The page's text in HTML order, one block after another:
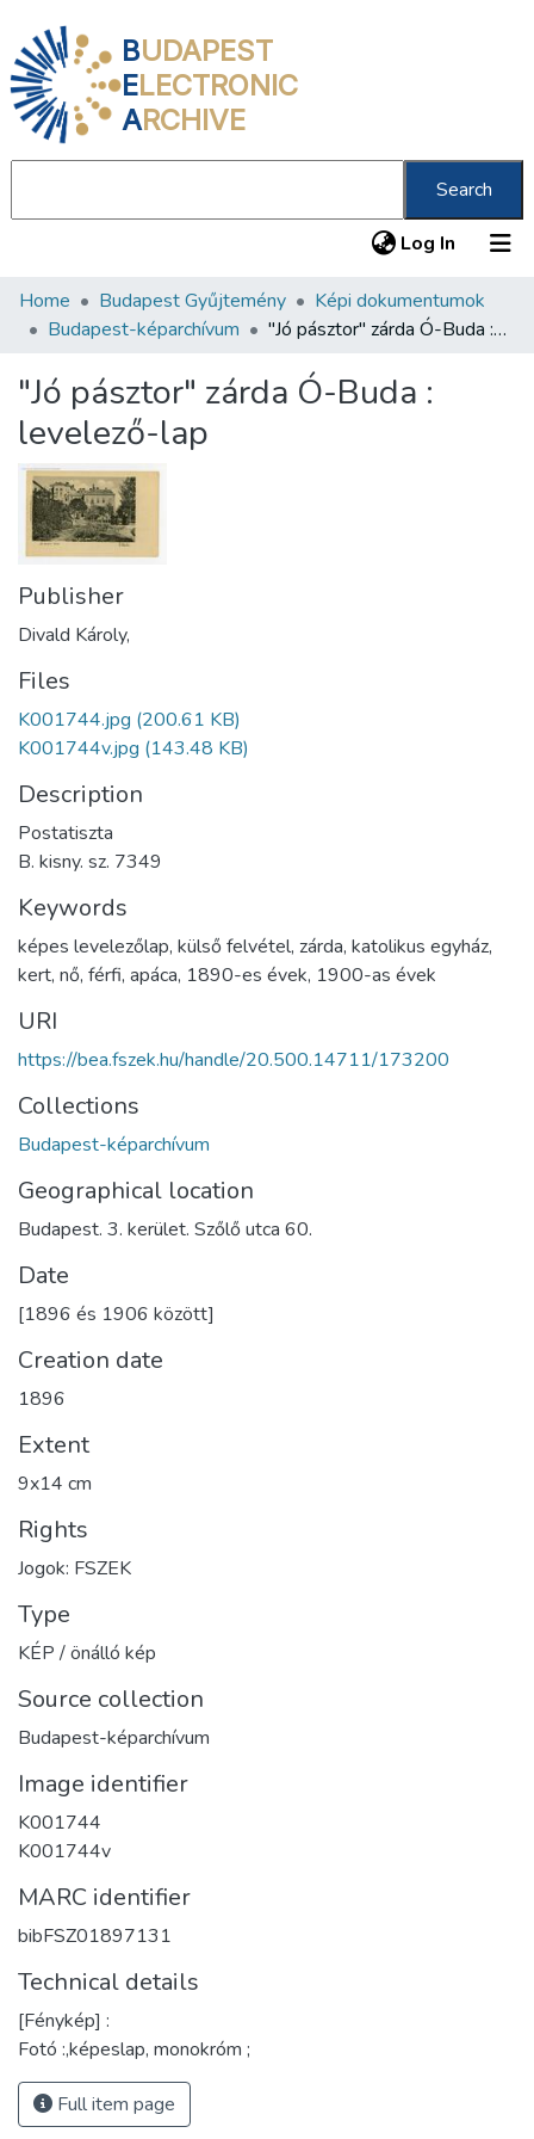
BUDAPEST
ELECTRONIC
ARCHIVE
Search
Log In (current)
Communities & Collections
Statistics
About us
Home Budapest Gyűjtemény
Képi dokumentumok
Budapest-képarchívum
"Jó pásztor" zárda Ó-Buda : levelező-lap
"Jó pásztor" zárda Ó-Buda :
levelező-lap
Publisher
Divald Károly,
Files
K001744.jpg (200.61 KB)
K001744v.jpg (143.48 KB)
Description
Postatiszta
B. kisny. sz. 7349
Keywords
képes levelezőlap, külső felvétel, zárda, katolikus egyház,
kert, nő, férfi, apáca, 1890-es évek, 1900-as évek
URI
https://bea.fszek.hu/handle/20.500.14711/173200
Collections
Budapest-képarchívum
Geographical location
Budapest. 3. kerület. Szőlő utca 60.
Date
[1896 és 1906 között]
Creation date
1896
Extent
9x14 cm
Rights
Jogok: FSZEK
Type
KÉP / önálló kép
Source collection
Budapest-képarchívum
Image identifier
K001744
K001744v
MARC identifier
bibFSZ01897131
Technical details
[Fénykép] :
Fotó :,képeslap, monokróm ;
Full item page